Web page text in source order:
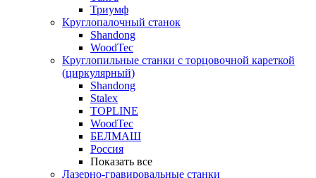
Триумф
Круглопалочный станок
Shandong
WoodTec
Круглопильные станки с торцовочной кареткой
(циркулярный)
Shandong
Stalex
TOPLINE
WoodTec
БЕЛМАШ
Россия
Показать все
Лазерно-гравировальные станки